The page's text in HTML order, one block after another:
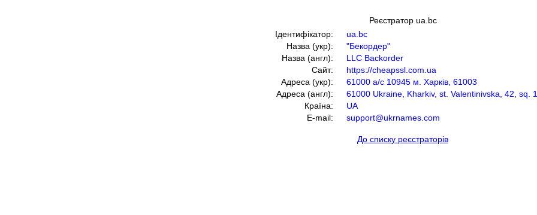
Реєстратор ua.bc
Ідентифікатор:
ua.bc
Назва (укр):
"Бекордер"
Назва (англ):
LLC Backorder
Сайт:
https://cheapssl.com.ua
Адреса (укр):
61000 а/с 10945 м. Харків, 61003
Адреса (англ):
61000 Ukraine, Kharkiv, st. Valentinivska, 42, sq.
Країна:
UA
E-mail:
support@ukrnames.com
До списку реєстраторів